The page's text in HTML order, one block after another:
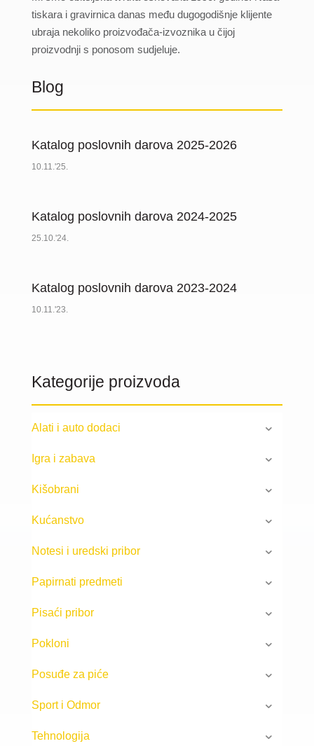
tiskara i gravirnica danas među dugogodišnje klijente
ubraja nekoliko proizvođača-izvoznika u čijoj
proizvodnji s ponosom sudjeluje.
Blog
Katalog poslovnih darova 2025-2026
10.11.'25.
Katalog poslovnih darova 2024-2025
25.10.'24.
Katalog poslovnih darova 2023-2024
10.11.'23.
Kategorije proizvoda
Alati i auto dodaci
Igra i zabava
Kišobrani
Kućanstvo
Notesi i uredski pribor
Papirnati predmeti
Pisaći pribor
Pokloni
Posuđe za piće
Sport i Odmor
Tehnologija